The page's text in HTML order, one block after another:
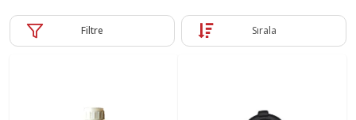
Filtre Sırala